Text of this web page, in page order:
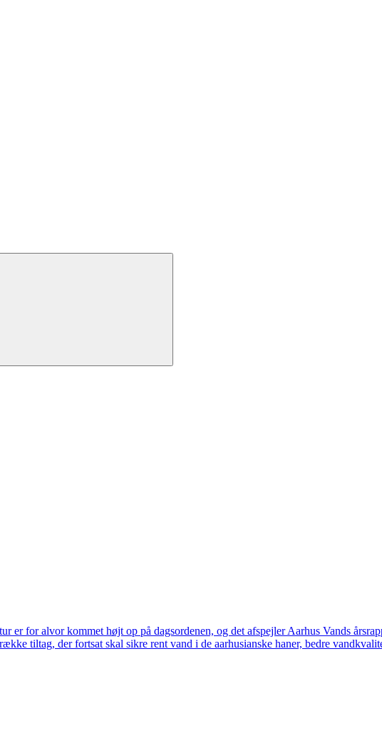
er for alvor kommet højt op på dagsordenen, og det afspejler Aarhus Vands
tiltag, der fortsat skal sikre rent vand i de aarhusianske haner, bedre